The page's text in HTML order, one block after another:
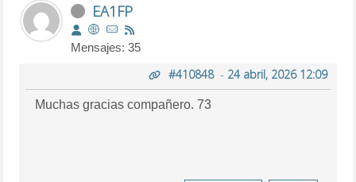
EA1FP
Mensajes: 35
#410848- 24 abril, 2026 12:09
Muchas gracias compañero. 73